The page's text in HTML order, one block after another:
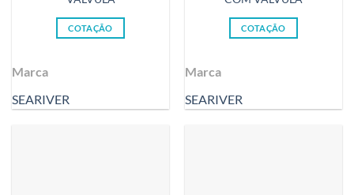
COTAÇÃO
Marca
SEARIVER
COTAÇÃO
Marca
SEARIVER